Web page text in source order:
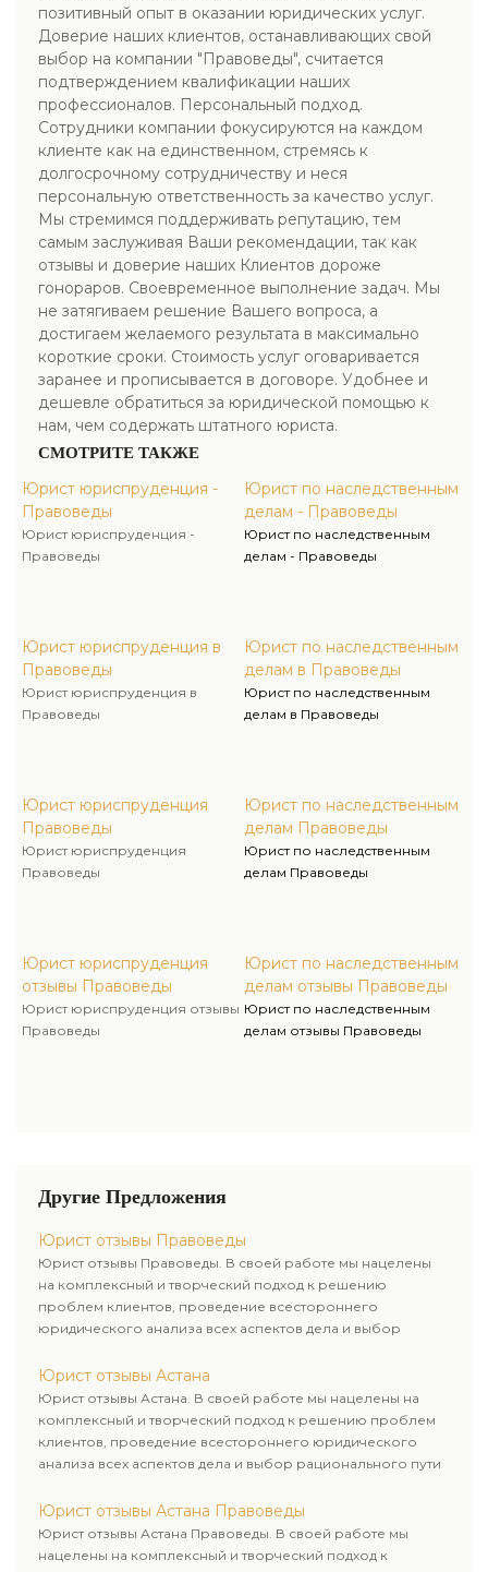
позитивный опыт в оказании юридических услуг.
Доверие наших клиентов, останавливающих свой
выбор на компании "Правоведы", считается
подтверждением квалификации наших
профессионалов. Персональный подход.
Сотрудники компании фокусируются на каждом
клиенте как на единственном, стремясь к
долгосрочному сотрудничеству и неся
персональную ответственность за качество услуг.
Мы стремимся поддерживать репутацию, тем
самым заслуживая Ваши рекомендации, так как
отзывы и доверие наших Клиентов дороже
гонораров. Своевременное выполнение задач. Мы
не затягиваем решение Вашего вопроса, а
достигаем желаемого результата в максимально
короткие сроки. Стоимость услуг оговаривается
заранее и прописывается в договоре. Удобнее и
дешевле обратиться за юридической помощью к
нам, чем содержать штатного юриста.
СМОТРИТЕ ТАКЖЕ
Юрист юриспруденция -
Правоведы
Юрист юриспруденция -
Правоведы
Юрист юриспруденция в
Правоведы
Юрист юриспруденция в
Правоведы
Юрист юриспруденция
Правоведы
Юрист юриспруденция
Правоведы
Юрист юриспруденция
отзывы Правоведы
Юрист юриспруденция отзывы
Правоведы
Юрист по наследственным
делам - Правоведы
Юрист по наследственным
делам - Правоведы
Юрист по наследственным
делам в Правоведы
Юрист по наследственным
делам в Правоведы
Юрист по наследственным
делам Правоведы
Юрист по наследственным
делам Правоведы
Юрист по наследственным
делам отзывы Правоведы
Юрист по наследственным
делам отзывы Правоведы
Другие Предложения
Юрист отзывы Правоведы
Юрист отзывы Правоведы. В своей работе мы нацелены
на комплексный и творческий подход к решению
проблем клиентов, проведение всестороннего
юридического анализа всех аспектов дела и выбор
Юрист отзывы Астана
Юрист отзывы Астана. В своей работе мы нацелены на
комплексный и творческий подход к решению проблем
клиентов, проведение всестороннего юридического
анализа всех аспектов дела и выбор рационального пути
Юрист отзывы Астана Правоведы
Юрист отзывы Астана Правоведы. В своей работе мы
нацелены на комплексный и творческий подход к